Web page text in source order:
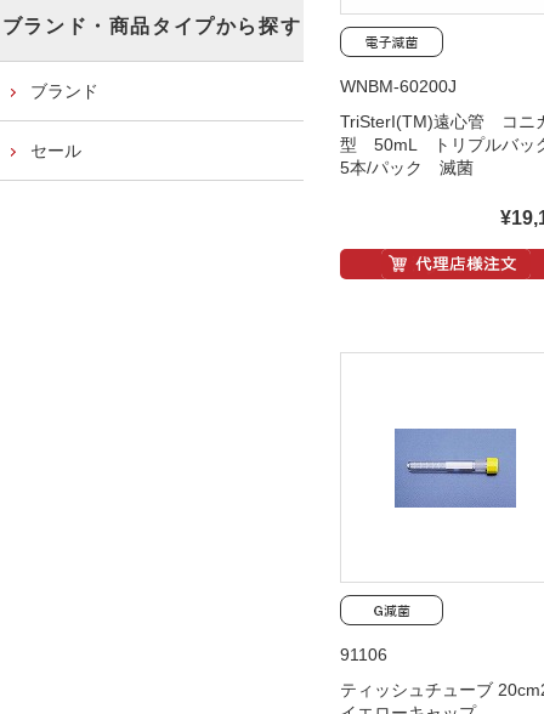
WNBM-60200J
TriSterI(TM)遠心管 コニ
型 50mL トリプルバ
5本/パック 滅菌
91106
ティッシュチューブ
ブランド・商品タイプから探す
ブランド
セール